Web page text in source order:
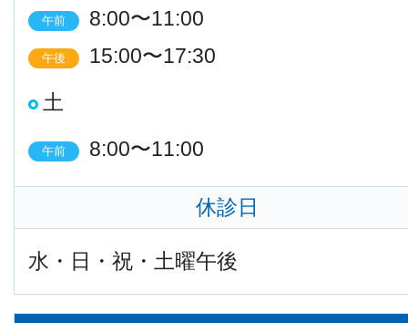
午前 8:00〜11:00
午後
15:00〜17:30
土
午前 8:00〜11:00
休診日
水・日・祝・土曜午後